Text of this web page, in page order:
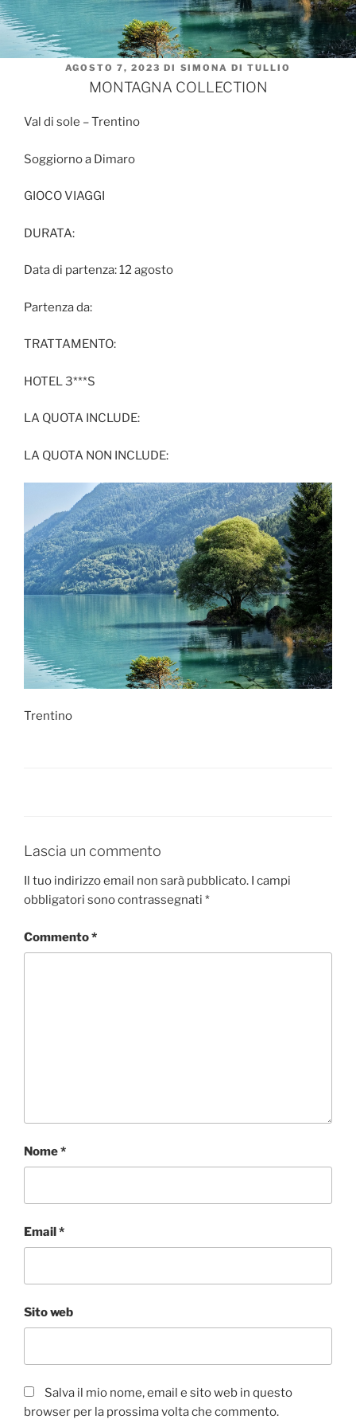
PUBBLICATO
AGOSTO 7, 2023 DI SIMONA DI TULLIO
MONTAGNA COLLECTION
Val di sole – Trentino
Soggiorno a Dimaro
GIOCO VIAGGI
DURATA:
Data di partenza: 12 agosto
Partenza da:
TRATTAMENTO:
HOTEL 3***S
LA QUOTA INCLUDE:
LA QUOTA NON INCLUDE:
Trentino
Lascia un commento
Il tuo indirizzo email non sarà pubblicato. I campi
obbligatori sono contrassegnati *
Commento*
Nome*
Email*
Sito web
Salva il mio nome, email e sito web in questo
browser per la prossima volta che commento.